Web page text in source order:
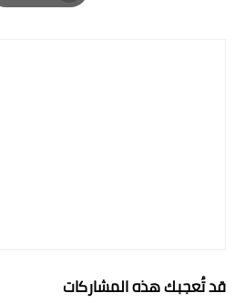
Print
قد تُعجبك هذه المشاركات